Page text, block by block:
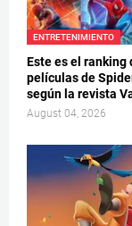
ENTRETENIMIENTO
Este es el ranking
películas de
según la revista
August 04, 2026